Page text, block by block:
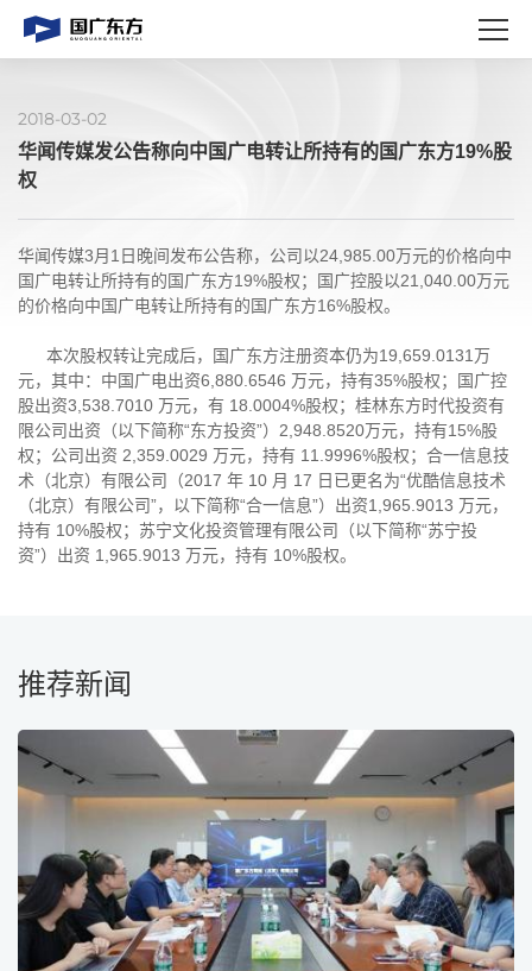
2018-03-02
华闻传媒发公告称向中国广电转让所持有的国广东方19%股
权
华闻传媒3月1日晚间发布公告称，公司以24,985.00万元的价格向中
国广电转让所持有的国广东方19%股权；国广控股以21,040.00万元
的价格向中国广电转让所持有的国广东方16%股权。
本次股权转让完成后，国广东方注册资本仍为19,659.0131万
元，其中：中国广电出资6,880.6546 万元，持有35%股权；国广控
股出资3,538.7010 万元，有 18.0004%股权；桂林东方时代投资有
限公司出资（以下简称“东方投资”）2,948.8520万元，持有15%股
权；公司出资 2,359.0029 万元，持有 11.9996%股权；合一信息技
术（北京）有限公司（2017 年 10 月 17 日已更名为“优酷信息技术
（北京）有限公司”，以下简称“合一信息”）出资1,965.9013 万元，
持有 10%股权；苏宁文化投资管理有限公司（以下简称“苏宁投
资”）出资 1,965.9013 万元，持有 10%股权。
推荐新闻